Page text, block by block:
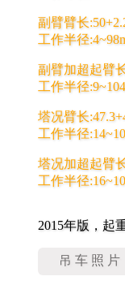
副臂臂长
工作半径
副臂加超起臂
工作半径
塔况臂长
工作半径
塔况加超起臂
工作半径
2015年版，起
吊车照片